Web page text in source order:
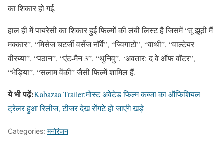
का शिकार हो गई.
हाल ही में पायरेसी का शिकार हुई फिल्मों की लंबी लिस्ट है जिसमें “तू झूठी मैं
मक्कार”, “मिसेज चटर्जी वर्सेज नॉर्वे”, “ज्विगाटो”, “वाथी”, “वाल्टेयर
वीरय्या”, “पठान”, “एंट-मैन 3”, “थुनिवु”, ‘अवतार: द वे ऑफ वॉटर”,
“भेड़िया”, “सलाम वेंकी” जैसी फिल्में शामिल हैं.
ये भी पढ़ें:Kabazaa Trailer:मोस्ट अवेटेड फिल्म कब्जा का ऑफिशियल
ट्रेलर हुआ रिलीज, टीजर देख रोंगटे हो जाएंगे खड़े
Categories: मनोरंजन